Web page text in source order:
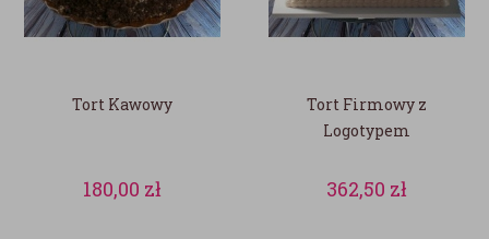
Tort Kawowy
180,00 zł
Tort Firmowy z
Logotypem
362,50 zł